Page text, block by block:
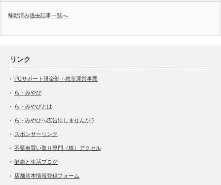
移動済み過去記事一覧へ
リンク
PCサポート倶楽部・教室運営事業
ら・みやび
ら・みやびとは
ら・みやびへ広告出しませんか？
スポンサーリンク
不要車買い取り専門（株）アクセル
健康と生活ブログ
店舗基本情報登録フォーム